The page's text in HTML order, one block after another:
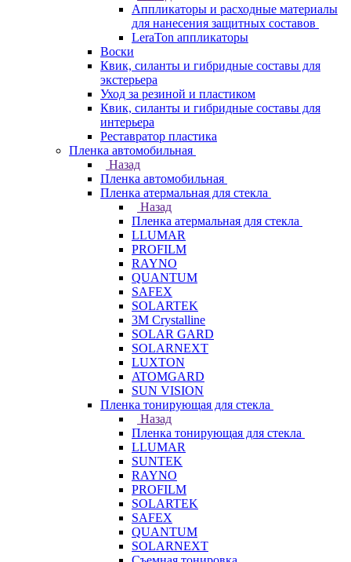
Аппликаторы и расходные материалы
для нанесения защитных составов
LeraTon аппликаторы
Воски
Квик, силанты и гибридные составы для
экстерьера
Уход за резиной и пластиком
Квик, силанты и гибридные составы для
интерьера
Реставратор пластика
Пленка автомобильная
Назад
Пленка автомобильная
Пленка атермальная для стекла
Назад
Пленка атермальная для стекла
LLUMAR
PROFILM
RAYNO
QUANTUM
SAFEX
SOLARTEK
3M Crystalline
SOLAR GARD
SOLARNEXT
LUXTON
ATOMGARD
SUN VISION
Пленка тонирующая для стекла
Назад
Пленка тонирующая для стекла
LLUMAR
SUNTEK
RAYNO
PROFILM
SOLARTEK
SAFEX
QUANTUM
SOLARNEXT